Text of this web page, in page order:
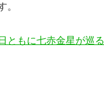
。
ともに七赤金星が巡る